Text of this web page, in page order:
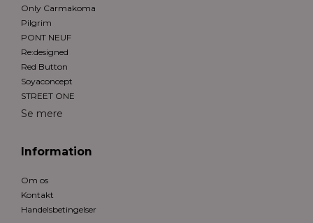
Only Carmakoma
Pilgrim
PONT NEUF
Re:designed
Red Button
Soyaconcept
STREET ONE
Se mere
Information
Om os
Kontakt
Handelsbetingelser